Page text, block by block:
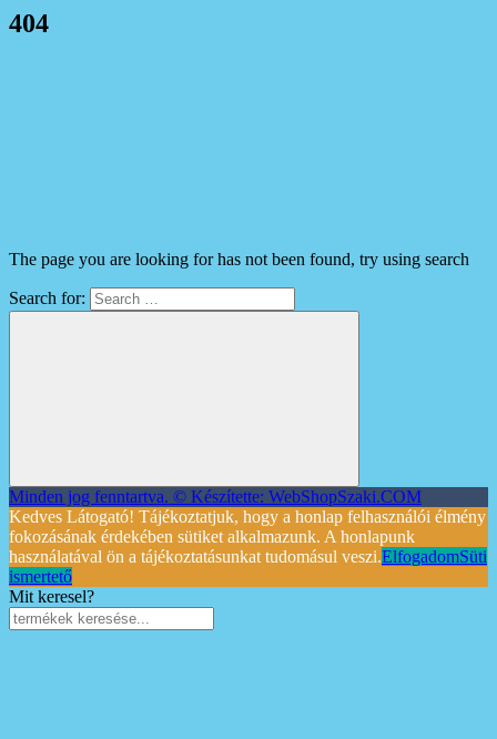
404
The page you are looking for has not been found, try using search
Search for:
Minden jog fenntartva. © Készítette: WebShopSzaki.COM
Kedves Látogató! Tájékoztatjuk, hogy a honlap felhasználói élmény
fokozásának érdekében sütiket alkalmazunk. A honlapunk
használatával ön a tájékoztatásunkat tudomásul veszi.ElfogadomSüti
ismertető
Mit keresel?